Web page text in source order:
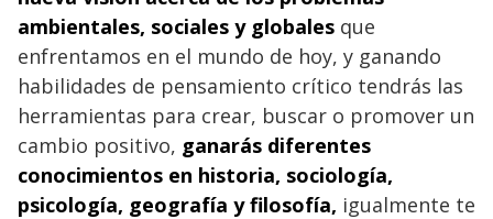
ambientales, sociales y globales que
enfrentamos en el mundo de hoy, y ganando
habilidades de pensamiento crítico tendrás las
herramientas para crear, buscar o promover un
cambio positivo, ganarás diferentes
conocimientos en historia, sociología,
psicología, geografía y filosofía, igualmente te